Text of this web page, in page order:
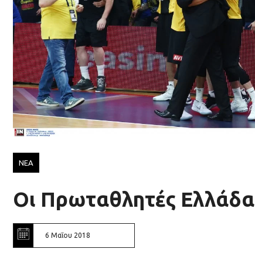
ΝΕΑ
Οι Πρωταθλητές
6 Μαΐου 2018